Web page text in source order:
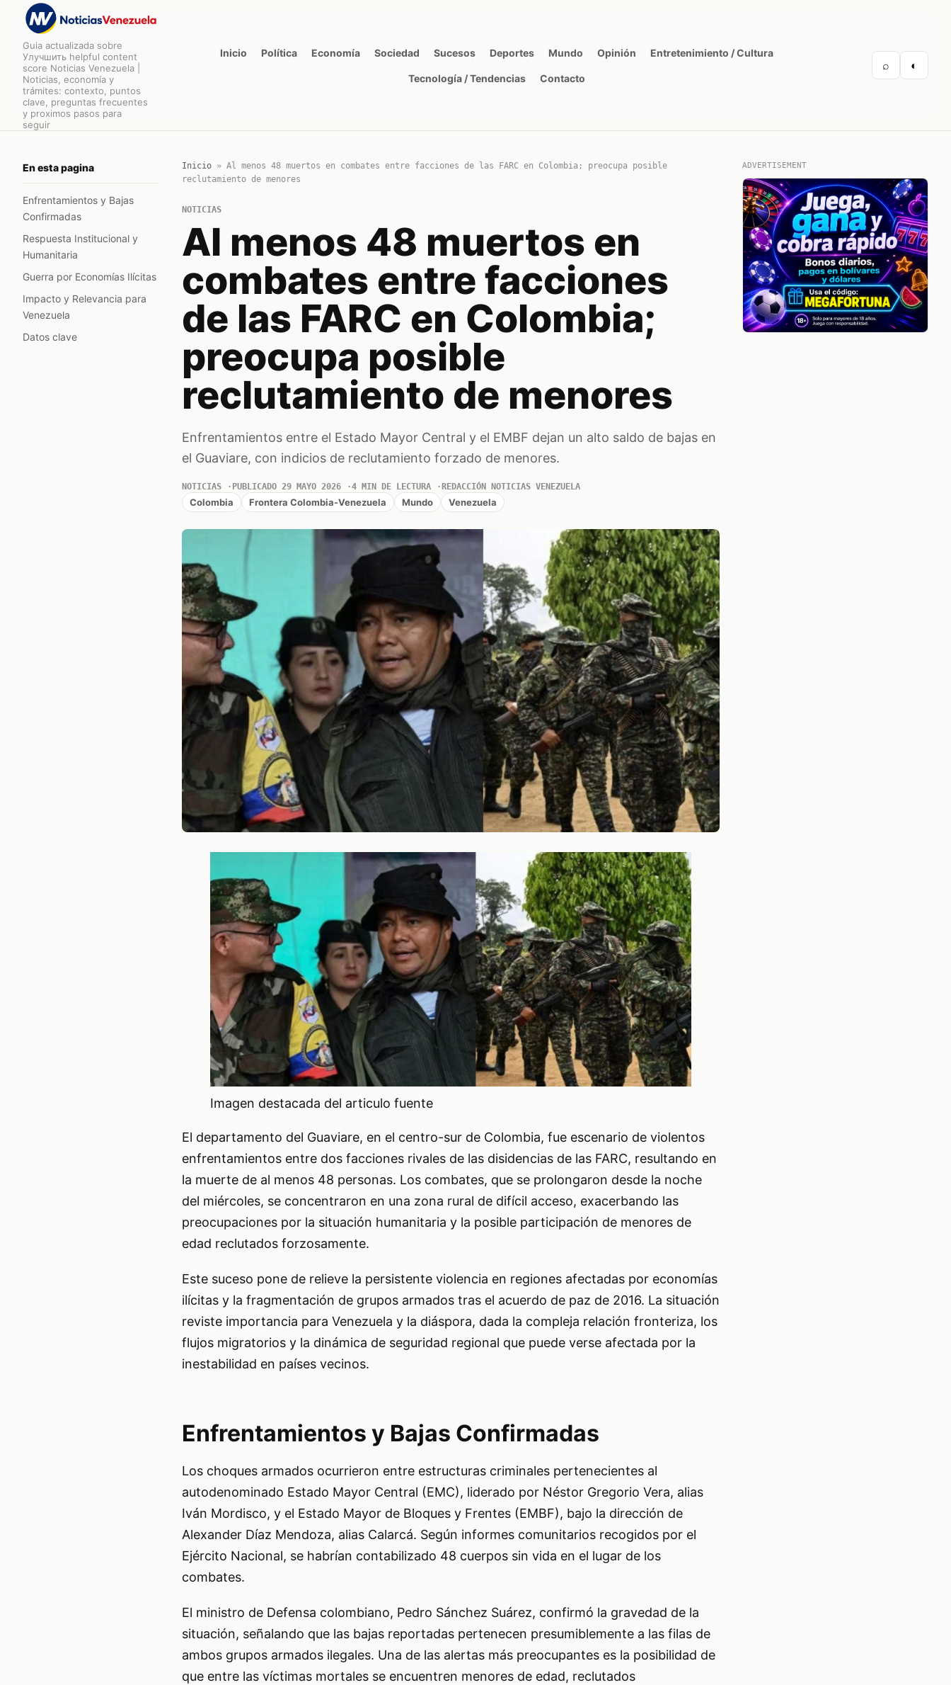
Guia actualizada sobre
Улучшить helpful content
score Noticias Venezuela |
Noticias, economía y
trámites: contexto, puntos
clave, preguntas frecuentes
y proximos pasos para
seguir
Inicio Política Economía Sociedad Sucesos Deportes Mundo Opinión Entretenimiento / Cultura
Tecnología / Tendencias Contacto
⌕ ◐
En esta pagina
Enfrentamientos y Bajas
Confirmadas
Respuesta Institucional y
Humanitaria
Guerra por Economías Ilícitas
Impacto y Relevancia para
Venezuela
Datos clave
Inicio» Al menos 48 muertos en combates entre facciones de las FARC en Colombia; preocupa posible
reclutamiento de menores
NOTICIAS
Al menos 48 muertos en
combates entre facciones
de las FARC en Colombia;
preocupa posible
reclutamiento de menores
Enfrentamientos entre el Estado Mayor Central y el EMBF dejan un alto saldo de bajas en
el Guaviare, con indicios de reclutamiento forzado de menores.
NOTICIAS PUBLICADO 29 MAYO 2026 4 MIN DE LECTURA REDACCIÓN NOTICIAS VENEZUELA
Colombia Frontera Colombia-Venezuela Mundo Venezuela
Imagen destacada del articulo fuente
El departamento del Guaviare, en el centro-sur de Colombia, fue escenario de violentos
enfrentamientos entre dos facciones rivales de las disidencias de las FARC, resultando en
la muerte de al menos 48 personas. Los combates, que se prolongaron desde la noche
del miércoles, se concentraron en una zona rural de difícil acceso, exacerbando las
preocupaciones por la situación humanitaria y la posible participación de menores de
edad reclutados forzosamente.
Este suceso pone de relieve la persistente violencia en regiones afectadas por economías
ilícitas y la fragmentación de grupos armados tras el acuerdo de paz de 2016. La situación
reviste importancia para Venezuela y la diáspora, dada la compleja relación fronteriza, los
flujos migratorios y la dinámica de seguridad regional que puede verse afectada por la
inestabilidad en países vecinos.
Enfrentamientos y Bajas Confirmadas
Los choques armados ocurrieron entre estructuras criminales pertenecientes al
autodenominado Estado Mayor Central (EMC), liderado por Néstor Gregorio Vera, alias
Iván Mordisco, y el Estado Mayor de Bloques y Frentes (EMBF), bajo la dirección de
Alexander Díaz Mendoza, alias Calarcá. Según informes comunitarios recogidos por el
Ejército Nacional, se habrían contabilizado 48 cuerpos sin vida en el lugar de los
combates.
El ministro de Defensa colombiano, Pedro Sánchez Suárez, confirmó la gravedad de la
situación, señalando que las bajas reportadas pertenecen presumiblemente a las filas de
ambos grupos armados ilegales. Una de las alertas más preocupantes es la posibilidad de
que entre las víctimas mortales se encuentren menores de edad, reclutados
ADVERTISEMENT